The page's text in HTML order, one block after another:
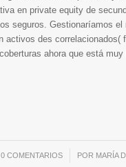
en private equity de
seguros. Gestionaríamos el
activos des correlacionados(
ahora que está muy
0 COMENTARIOS
/ POR MARÍA